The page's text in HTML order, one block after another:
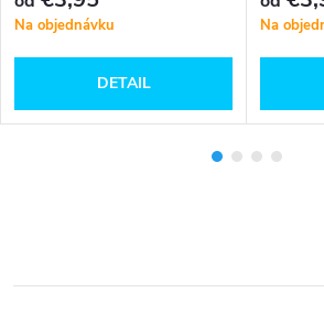
Na objednávku
DETAIL
Na